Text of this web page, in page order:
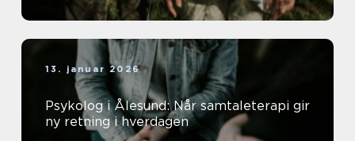
13. januar 2026
Psykolog i Ålesund: Når samtaleterapi gir
ny retning i hverdagen